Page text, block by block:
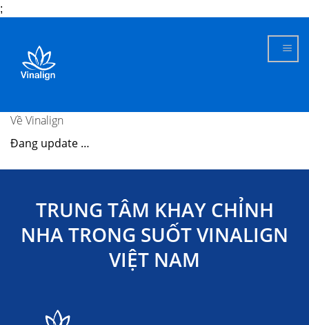
;
content
Về Vinalign
Đang update …
TRUNG TÂM KHAY CHỈNH
NHA TRONG SUỐT VINALIGN
VIỆT NAM